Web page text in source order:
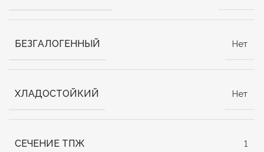
БЕЗГАЛОГЕННЫЙ Нет
ХЛАДОСТОЙКИЙ Нет
СЕЧЕНИЕ ТПЖ 1